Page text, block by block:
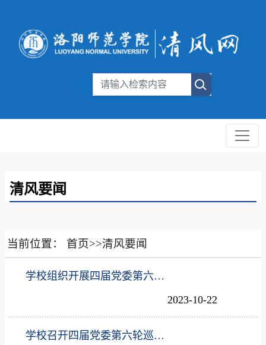
清风要闻
当前位置： 首页>>清风要闻
学校组织开展四届党委第六轮巡察工作培训
2023-10-22
学校召开四届党委第六轮巡察工作动员会